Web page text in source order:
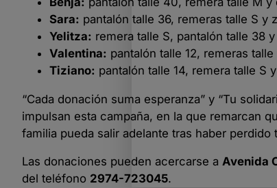
Sara: pantalón talle 36, remeras talle S y
Yelitza: remera talle S, pantalón talle 38
Valentina: pantalón talle 12, remeras
Tiziano: pantalón talle 14, remera talle S
“Cada donación suma esperanza” y “Tu
impulsan esta campaña, en la que remarcan
familia pueda salir adelante tras haber perdido
Las donaciones pueden acercarse a Avenida
del teléfono 2974-723045.